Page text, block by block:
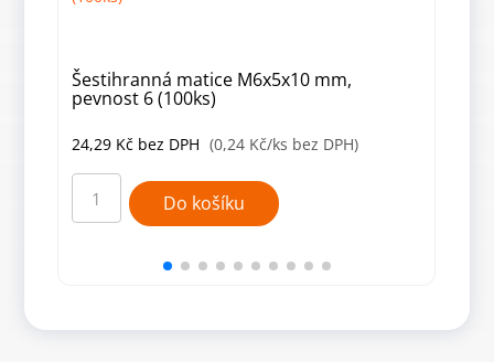
Šestihranná matice M6x5x10 mm,
pevnost 6 (100ks)
24,29 Kč bez DPH (0,24 Kč/ks bez DPH)
Šestihranná
matice
M6x5x10
mm,
Do košíku